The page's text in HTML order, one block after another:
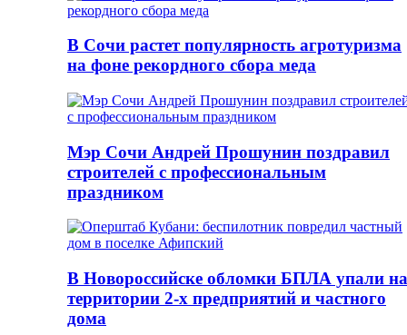
В Сочи растет популярность агротуризма
на фоне рекордного сбора меда
Мэр Сочи Андрей Прошунин поздравил
строителей с профессиональным
праздником
В Новороссийске обломки БПЛА упали на
территории 2-х предприятий и частного
дома